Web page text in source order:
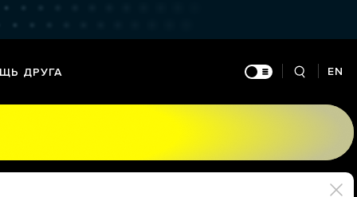
ДРУГА EN